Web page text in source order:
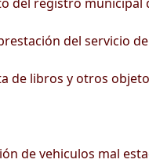
del servicio
de libros y otros
de vehiculos mal